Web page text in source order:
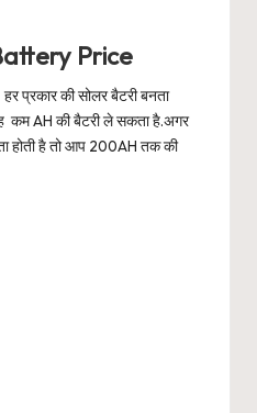
Price
प्रकार की सोलर बैटरी बनता
कम AH की बैटरी ले सकता है.अगर
होती है तो आप 200AH तक की